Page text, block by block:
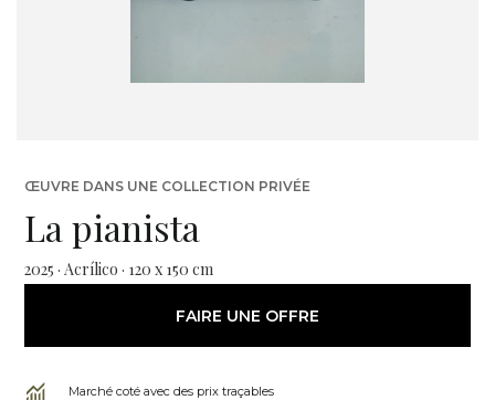
ŒUVRE DANS UNE COLLECTION PRIVÉE
La pianista
2025 · Acrílico · 120 x 150 cm
FAIRE UNE OFFRE
Marché coté avec des prix traçables